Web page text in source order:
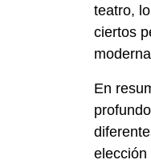
teatro,
ciertos
En
elección